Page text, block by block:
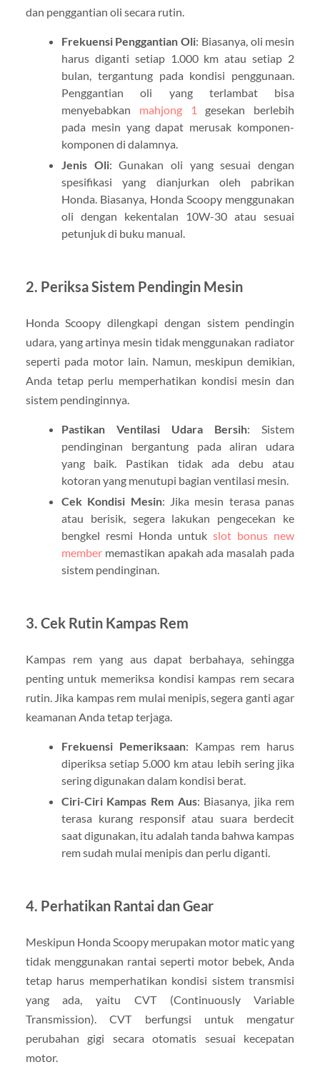
dan penggantian oli secara rutin.
Frekuensi Penggantian Oli: Biasanya, oli mesin
harus diganti setiap 1.000 km atau setiap 2
bulan, tergantung pada kondisi penggunaan.
Penggantian oli yang terlambat bisa
menyebabkan mahjong 1 gesekan berlebih
pada mesin yang dapat merusak komponen-
komponen di dalamnya.
Jenis Oli: Gunakan oli yang sesuai dengan
spesifikasi yang dianjurkan oleh pabrikan
Honda. Biasanya, Honda Scoopy menggunakan
oli dengan kekentalan 10W-30 atau sesuai
petunjuk di buku manual.
2. Periksa Sistem Pendingin Mesin
Honda Scoopy dilengkapi dengan sistem pendingin
udara, yang artinya mesin tidak menggunakan radiator
seperti pada motor lain. Namun, meskipun demikian,
Anda tetap perlu memperhatikan kondisi mesin dan
sistem pendinginnya.
Pastikan Ventilasi Udara Bersih: Sistem
pendinginan bergantung pada aliran udara
yang baik. Pastikan tidak ada debu atau
kotoran yang menutupi bagian ventilasi mesin.
Cek Kondisi Mesin: Jika mesin terasa panas
atau berisik, segera lakukan pengecekan ke
bengkel resmi Honda untukslot bonus new
membermemastikan apakah ada masalah pada
sistem pendinginan.
3. Cek Rutin Kampas Rem
Kampas rem yang aus dapat berbahaya, sehingga
penting untuk memeriksa kondisi kampas rem secara
rutin. Jika kampas rem mulai menipis, segera ganti agar
keamanan Anda tetap terjaga.
Frekuensi Pemeriksaan: Kampas rem harus
diperiksa setiap 5.000 km atau lebih sering jika
sering digunakan dalam kondisi berat.
Ciri-Ciri Kampas Rem Aus: Biasanya, jika rem
terasa kurang responsif atau suara berdecit
saat digunakan, itu adalah tanda bahwa kampas
rem sudah mulai menipis dan perlu diganti.
4. Perhatikan Rantai dan Gear
Meskipun Honda Scoopy merupakan motor matic yang
tidak menggunakan rantai seperti motor bebek, Anda
tetap harus memperhatikan kondisi sistem transmisi
yang ada, yaitu CVT (Continuously Variable
Transmission). CVT berfungsi untuk mengatur
perubahan gigi secara otomatis sesuai kecepatan
motor.